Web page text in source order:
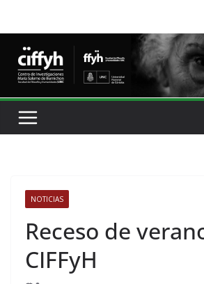
NOTICIAS
Receso de
CIFFyH